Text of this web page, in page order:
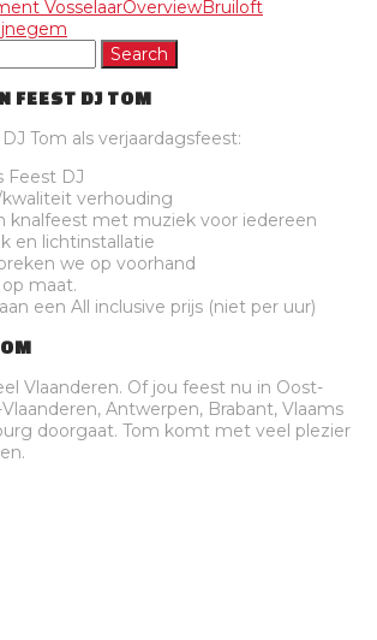
VosselaarOverviewBruiloft
FEEST DJ TOM
Tom als verjaardagsfeest:
Feest DJ
verhouding
knalfeest met muziek voor iedereen
en lichtinstallatie
we op voorhand
maat.
een All inclusive prijs (niet per uur)
Vlaanderen. Of jou feest nu in Oost-
Antwerpen, Brabant, Vlaams
doorgaat. Tom komt met veel plezier